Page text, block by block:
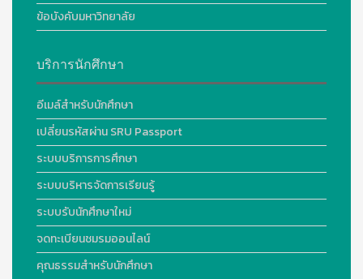
ข้อบังคับมหาวิทยาลัย
บริการนักศึกษา
อีเมล์สำหรับนักศึกษา
เปลี่ยนรหัสผ่าน SRU Passport
ระบบบริการการศึกษา
ระบบบริหารจัดการเรียนรู้
ระบบรับนักศึกษาใหม่
จดทะเบียนชมรมออนไลน์
คุณธรรมสำหรับนักศึกษา